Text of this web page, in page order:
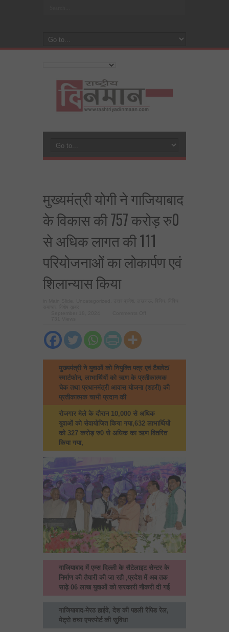
मुख्यमंत्री योगी ने गाजियाबाद
के विकास की 757 करोड़ रु0
से अधिक लागत की 111
परियोजनाओं का लोकार्पण एवं
शिलान्यास किया
757
करोड़
रु0
से
अधिक
लागत
परियोजनाओं
का
लोकार्पण
शिलान्यास
मुख्यमंत्री ने युवाओं को नियुक्ति पत्र एवं टैबलेट/
स्मार्टफोन, लाभार्थियों को ऋण के प्रतीकात्मक
चेक तथा प्रधानमंत्री आवास योजना (शहरी) की
प्रतीकात्मक चाभी प्रदान की
रोजगार मेले के दौरान 10,000 से अधिक
युवाओं को सेवायोजित किया गया,632 लाभार्थियों
को 327 करोड़ रु0 से अधिक का ऋण वितरित
किया गया,
गाजियाबाद में एम्स दिल्ली के सैटेलाइट सेन्टर के
निर्माण की तैयारी की जा रही,प्रदेश में अब तक
साढ़े 06 लाख युवाओं को सरकारी नौकरी दी गई
गाजियाबाद-मेरठ हाईवे, देश की पहली रैपिड रेल,
मेट्रो तथा एयरपोर्ट की सुविधा